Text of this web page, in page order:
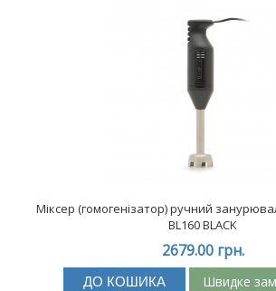
Міксер (гомогенізатор) ручний
BL160 BLACK
2679.00 грн.
ДО КОШИКА Швидке